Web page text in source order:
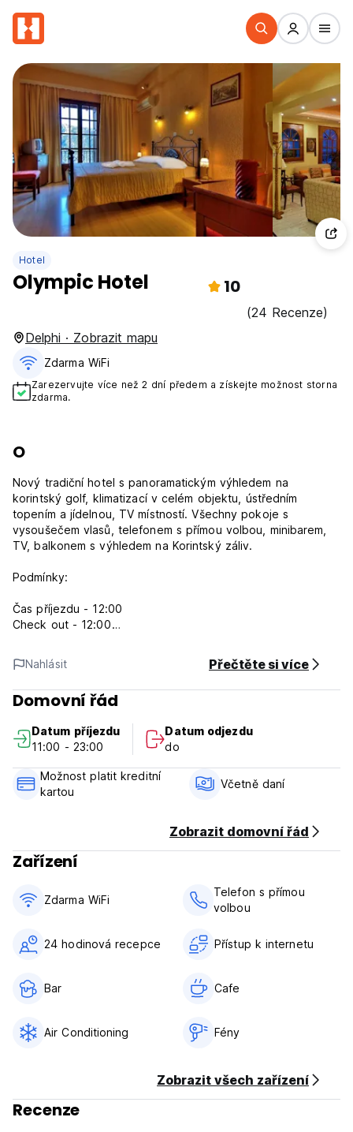
Hotel
Olympic Hotel 10
(24 Recenze)
Delphi · Zobrazit mapu
Zdarma WiFi
Zarezervujte více než 2 dní předem a získejte možnost storna
zdarma.
O
Nový tradiční hotel s panoramatickým výhledem na
korintský golf, klimatizací v celém objektu, ústředním
topením a jídelnou, TV místností. Všechny pokoje s
vysoušečem vlasů, telefonem s přímou volbou, minibarem,
TV, balkonem s výhledem na Korintský záliv.
Podmínky:
Čas příjezdu - 12:00
Check out - 12:00
Prosím, kontaktujte nás ohledně času vašeho příjezdu.
Pro platbu zůstatku přijímáme hotovost nebo kreditní karty.
(Auto-translated from original language)
Nahlásit Přečtěte si více
Domovní řád
Datum příjezdu
11:00 - 23:00
Datum odjezdu
do
Možnost platit kreditní
kartou
Včetně daní
Zobrazit domovní řád
Zařízení
Zdarma WiFi
Telefon s přímou
volbou
24 hodinová recepce Přístup k internetu
Bar Cafe
Air Conditioning Fény
Zobrazit všech zařízení
Recenze